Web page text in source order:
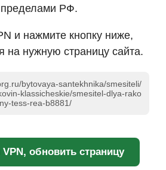
пределами РФ.
и нажмите кнопку ниже,
на нужную страницу сайта.
bytovaya-santekhnika/smesiteli/
klassicheskie/smesitel-dlya-rako
tess-rea-b8881/
обновить страницу